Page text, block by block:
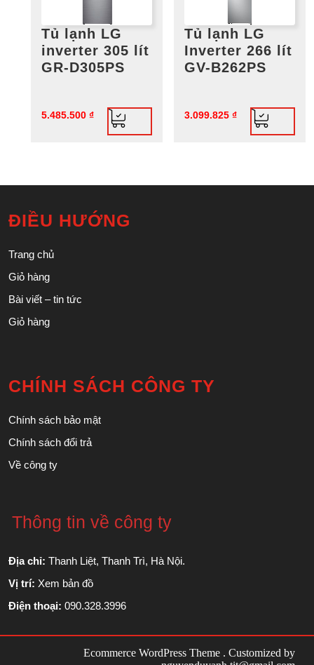
Tủ lạnh LG
inverter 305 lít
GR-D305PS
5.485.500 ₫
Tủ lạnh LG
Inverter 266 lít
GV-B262PS
3.099.825 ₫
ĐIỀU HƯỚNG
Trang chủ
Giỏ hàng
Bài viết – tin tức
Giỏ hàng
CHÍNH SÁCH CÔNG TY
Chính sách bảo mật
Chính sách đổi trả
Về công ty
Thông tin về công ty
Địa chỉ: Thanh Liệt, Thanh Trì, Hà Nội.
Vị trí: Xem bản đồ
Điện thoại: 090.328.3996
Ecommerce WordPress Theme . Customized by